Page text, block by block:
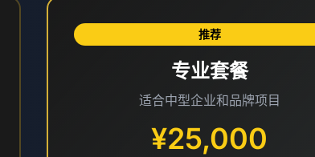
推荐
专业套餐
适合中型企业和品牌项目
¥25,000